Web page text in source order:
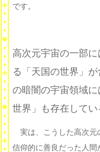
です。
高次元宇宙の一部
る「天国の世界」
の暗闇の宇宙領域
世界」も存在してい
実は、こうした高次元
信仰的に善良だった人